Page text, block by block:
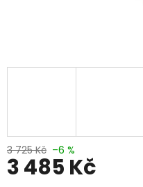
3 725 Kč –6 %
3 485 Kč